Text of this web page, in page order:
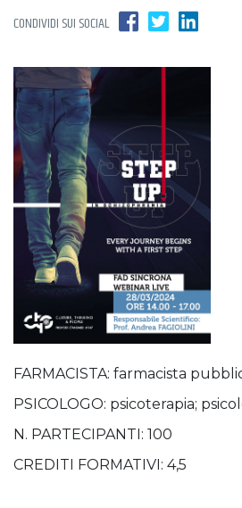
CONDIVIDI SUI SOCIAL
FARMACISTA: farmacista
PSICOLOGO: psicoterapia;
N. PARTECIPANTI: 100
CREDITI FORMATIVI: 4,5